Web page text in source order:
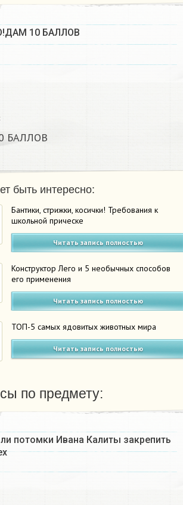
10 БАЛЛОВ
БАЛЛОВ
быть интересно:
Бантики, стрижки, косички! Требования к
школьной прическе
Читать запись полностью
Конструктор Лего и 5 необычных способов
его применения
Читать запись полностью
ТОП-5 самых ядовитых животных мира
Читать запись полностью
по предмету:
потомки Ивана Калиты закрепить